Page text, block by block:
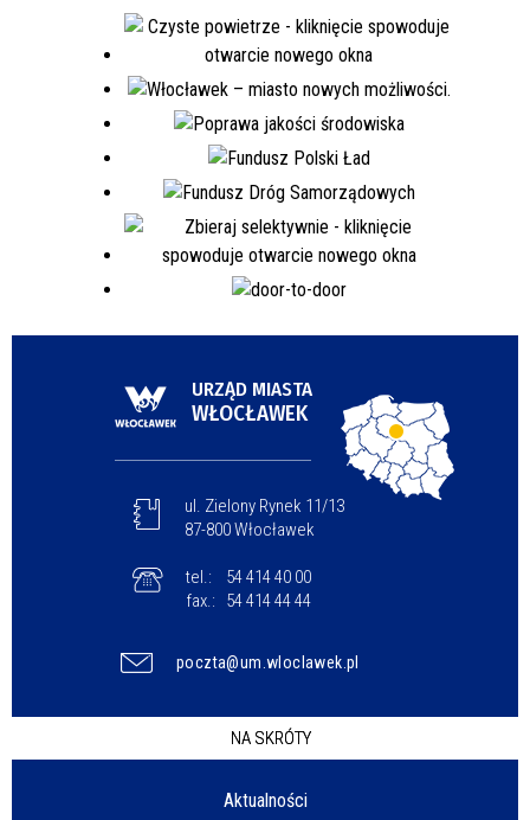
URZĄD MIASTA
WŁOCŁAWEK
ul. Zielony Rynek 11/13
87-800 Włocławek
tel.:
54 414 40 00
fax.:
54 414 44 44
poczta@um.wloclawek.pl
NA SKRÓTY
Aktualności